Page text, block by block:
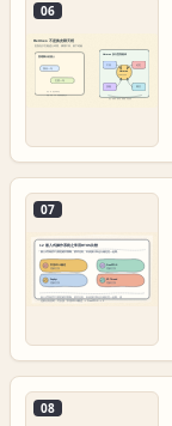
06
07
08